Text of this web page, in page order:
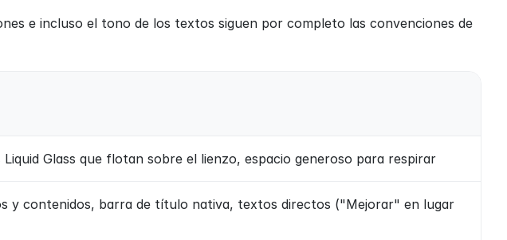
e incluso el tono de los textos siguen por completo las convenciones de
Glass que flotan sobre el lienzo, espacio generoso para respirar
y contenidos, barra de título nativa, textos directos ("Mejorar" en lugar